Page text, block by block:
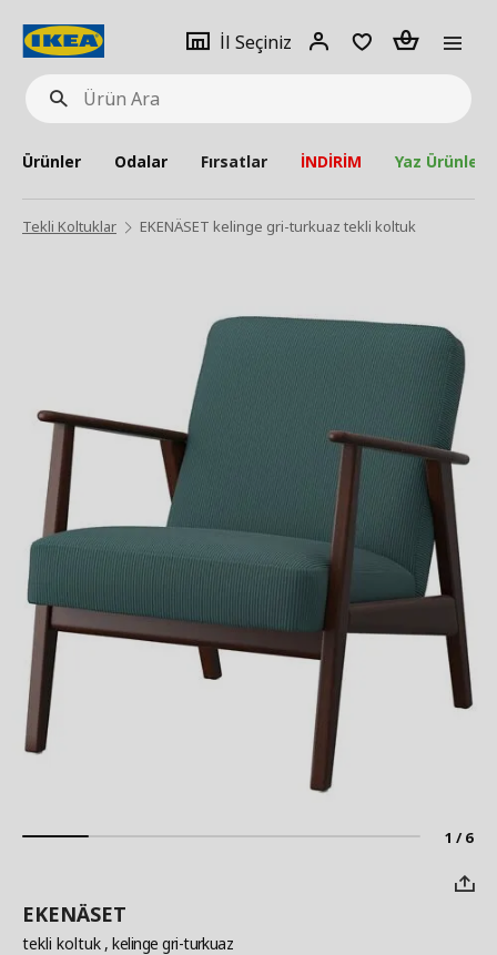
Ürün
Ara
İl Seçiniz
Giriş
Adet
Ürünler Odalar Fırsatlar İNDİRİM Yaz Ürünleri
Tekli Koltuklar EKENÄSET kelinge gri-turkuaz tekli koltuk
1 / 6
EKENÄSET
tekli koltuk , kelinge gri-turkuaz